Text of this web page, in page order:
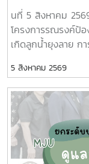
นที่ 5 สิงหาคม
โครงการรณรงค์ป้อ
เกิดลูกน้ำยุงลาย ก
นักศึกษาจิตอาสา ร่ว
บริเวณ บ้านพักบุค
มหาวิทยาลัยแม่โจ้ ทั้
กองกายภาพและสิ่ง
5 สิงหาคม 2569